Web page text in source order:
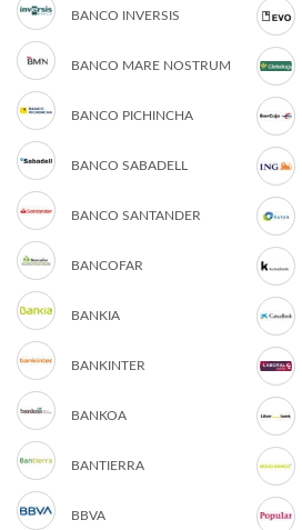
BANCO INVERSIS
BANCO MARE NOSTRUM
BANCO PICHINCHA
BANCO SABADELL
BANCO SANTANDER
BANCOFAR
BANKIA
BANKINTER
BANKOA
BANTIERRA
BBVA